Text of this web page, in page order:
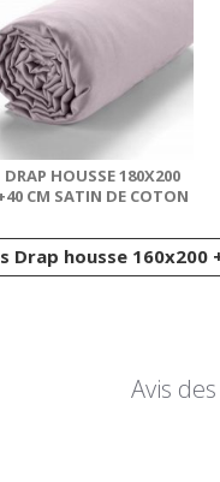
DRAP HOUSSE 180X200
CM SATIN DE COTON
Drap housse
Avis